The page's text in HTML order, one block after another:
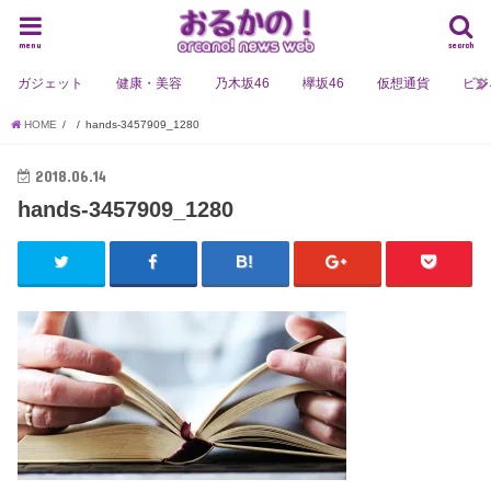
search
menu
ガジェット 健康・美容 乃木坂46 欅坂46 仮想通貨 ビ
HOME hands-3457909_1280
2018.06.14
hands-3457909_1280